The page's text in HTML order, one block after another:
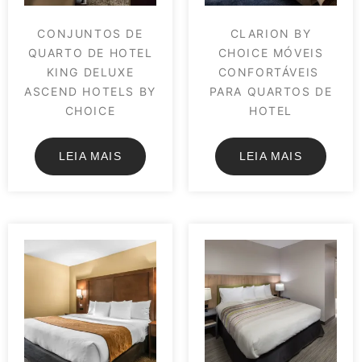
CONJUNTOS DE
QUARTO DE HOTEL
KING DELUXE
ASCEND HOTELS BY
CHOICE
LEIA MAIS
CLARION BY
CHOICE MÓVEIS
CONFORTÁVEIS ​​
PARA QUARTOS DE
HOTEL
LEIA MAIS